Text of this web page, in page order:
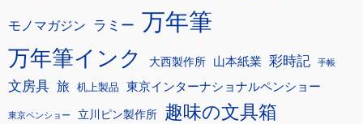
モノマガジン ラミー 万年筆
万年筆インク 大西製作所 山本紙業 彩時記 手帳
文房具 旅 机上製品 東京インターナショナルペンショー
東京ペンショー 立川ピン製作所 趣味の文具箱